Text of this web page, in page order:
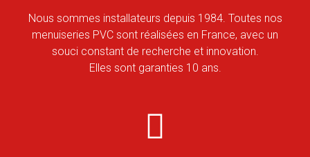
Nous sommes installateurs depuis 1984. Toutes nos
menuiseries PVC sont réalisées en France, avec un
souci constant de recherche et innovation.
Elles sont garanties 10 ans.